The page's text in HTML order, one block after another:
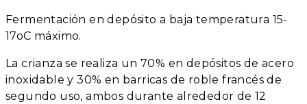
Fermentación en depósito a baja temperatura 15-
17oC máximo.
La crianza se realiza un 70% en depósitos de acero
inoxidable y 30% en barricas de roble francés de
segundo uso, ambos durante alrededor de 12